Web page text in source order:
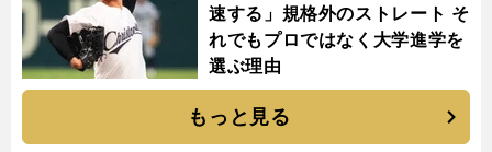
速する」規格外のストレート そ
れでもプロではなく大学進学を
選ぶ理由
もっと見る